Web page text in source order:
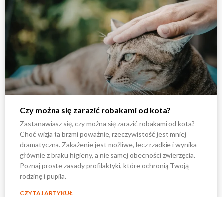
Czy można się zarazić robakami od kota?
Zastanawiasz się, czy można się zarazić robakami od kota?
Choć wizja ta brzmi poważnie, rzeczywistość jest mniej
dramatyczna. Zakażenie jest możliwe, lecz rzadkie i wynika
głównie z braku higieny, a nie samej obecności zwierzęcia.
Poznaj proste zasady profilaktyki, które ochronią Twoją
rodzinę i pupila.
CZYTAJ ARTYKUŁ